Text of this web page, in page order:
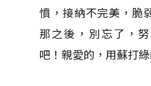
憤，接納不完美，脆
那之後，別忘了，
吧！親愛的，用蘇打